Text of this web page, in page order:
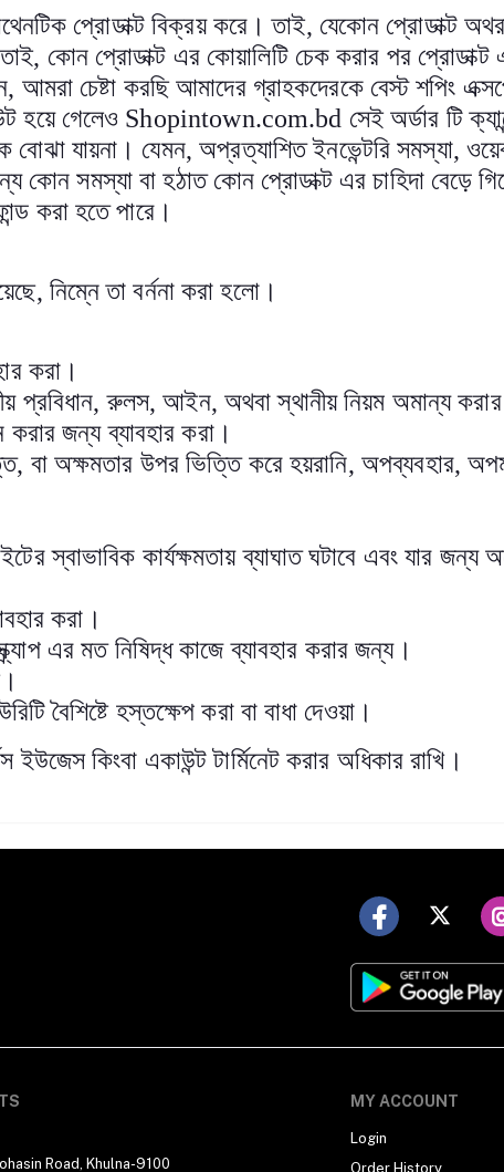
প্রোডাক্ট বিক্রয় করে। তাই, যেকোন প্রোডাক্ট
, কোন প্রোডাক্ট এর কোয়ালিটি চেক করার পর
, আমরা চেষ্টা করছি আমাদের গ্রাহকদেরকে বেস্ট শপিং
হয়ে গেলেও Shopintown.com.bd সেই অর্ডার টি
বোঝা যায়না। যেমন,অপ্রত্যাশিত ইনভেন্টরি সমস্যা,
কোন সমস্যা বা হঠাত কোন প্রোডাক্ট এর চাহিদা বেড়ে
করা হতে পারে।
, নিম্নে তা বর্ননা করা হলো।
করা ।
প্রবিধান,রুলস,আইন, অথবা স্থানীয় নিয়ম অমান্য
জন্য ব্যাবহার করা।
, বা অক্ষমতার উপর ভিত্তি করে হয়রানি, অপব্যবহার,
স্বাভাবিক কার্যক্ষমতায় ব্যাঘাত ঘটাবে এবং যার জন্য
করা ।
এর মত নিষিদ্ধ কাজে ব্যাবহার করার জন্য।
।
বৈশিষ্টে হস্তক্ষেপ করা বা বাধা দেওয়া।
কিংবা একাউন্ট টার্মিনেট করার অধিকার রাখি।
Road, Khulna-9100
MY ACCOUNT
Login
Order History